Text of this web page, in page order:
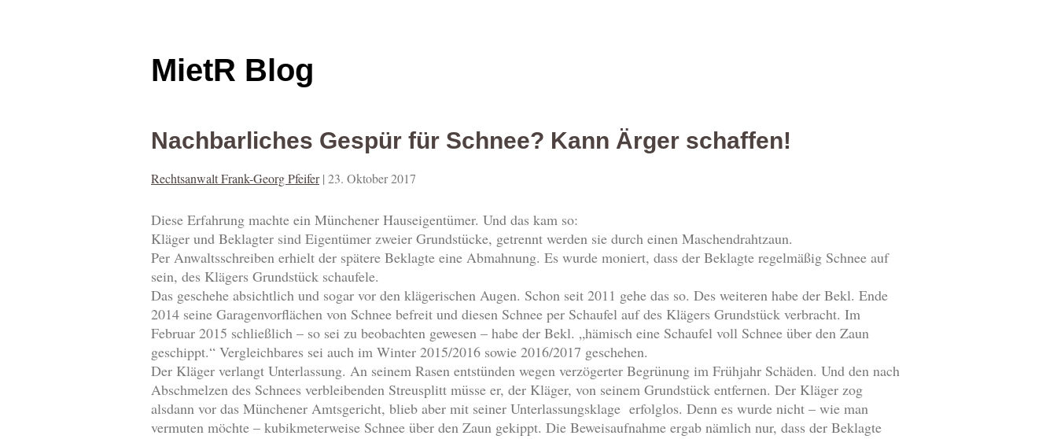
MietR Blog
Nachbarliches Gespür für Schnee? Kann Ärger schaffen!
Rechtsanwalt Frank-Georg Pfeifer | 23. Oktober 2017
Diese Erfahrung machte ein Münchener Hauseigentümer. Und das kam so:
Kläger und Beklagter sind Eigentümer zweier Grundstücke, getrennt werden sie durch einen Maschendrahtzaun.
Per Anwaltsschreiben erhielt der spätere Beklagte eine Abmahnung. Es wurde moniert, dass der Beklagte regelmäßig Schnee auf
sein, des Klägers Grundstück schaufele.
Das geschehe absichtlich und sogar vor den klägerischen Augen. Schon seit 2011 gehe das so. Des weiteren habe der Bekl. Ende
2014 seine Garagenvorflächen von Schnee befreit und diesen Schnee per Schaufel auf des Klägers Grundstück verbracht. Im
Februar 2015 schließlich – so sei zu beobachten gewesen – habe der Bekl. „hämisch eine Schaufel voll Schnee über den Zaun
geschippt.“ Vergleichbares sei auch im Winter 2015/2016 sowie 2016/2017 geschehen.
Der Kläger verlangt Unterlassung. An seinem Rasen entstünden wegen verzögerter Begrünung im Frühjahr Schäden. Und den nach
Abschmelzen des Schnees verbleibenden Streusplitt müsse er, der Kläger, von seinem Grundstück entfernen. Der Kläger zog
alsdann vor das Münchener Amtsgericht, blieb aber mit seiner Unterlassungsklage erfolglos. Denn es wurde nicht – wie man
vermuten möchte – kubikmeterweise Schnee über den Zaun gekippt. Die Beweisaufnahme ergab nämlich nur, dass der Beklagte